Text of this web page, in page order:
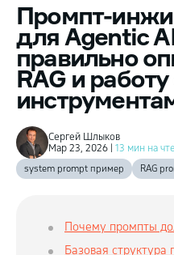
Промпт-
для Agentic
правильно
RAG и работу
Сергей Шлыков
Мар 23, 2026 | 13 мин на
system prompt пример RAG
Почему промпты
Базовая структура